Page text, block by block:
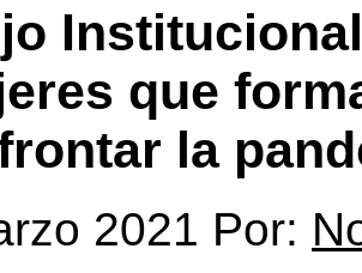
que
la
2021 Por: